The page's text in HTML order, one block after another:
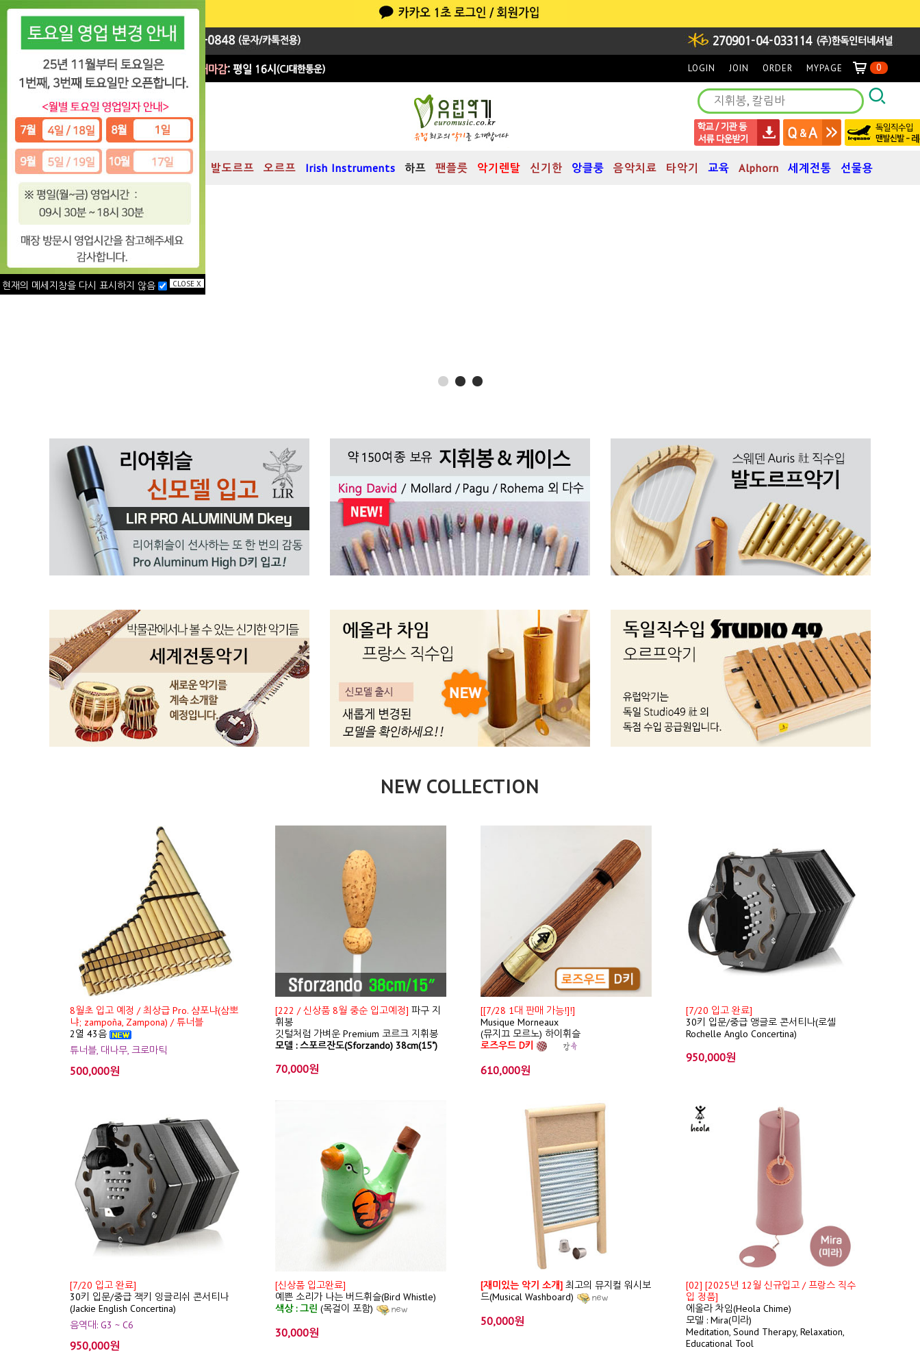
LOGIN JOIN ORDER MYPAGE 0
지휘봉 대박 Sale 차임 발도르프 오르프 Irish Instruments 하프 팬플릇 악기렌탈 신기한 앙클룽 음악치료 타악기 교육 Alphorn 세계전통 선물용
NEW COLLECTION
8월초 입고 예정 / 최상급 Pro. 샴포냐(삼뽀
냐; zampoña, Zampona) / 튜너블
2열 43음
튜너블, 대나무, 크로마틱
500,000원
[222 / 신상품 8월 중순 입고예정] 파구 지
휘봉
깃털처럼 가벼운 Premium 코르크 지휘봉
모델 : 스포르잔도(Sforzando) 38cm(15")
70,000원
[[7/28 1대 판매 가능!]!]
Musique Morneaux
(뮤지끄 모르노) 하이휘슬
로즈우드 D키
610,000원
[7/20 입고 완료]
30키 입문/중급 앵글로 콘서티나(로셸
Rochelle Anglo Concertina)
950,000원
[7/20 입고 완료]
30키 입문/중급 잭키 잉글리쉬 콘서티나
(Jackie English Concertina)
음역대: G3 ~ C6
950,000원
[신상품 입고완료]
예쁜 소리가 나는 버드휘슬(Bird Whistle)
색상 : 그린 (목걸이 포함)
30,000원
[재미있는 악기 소개] 최고의 뮤지컬 워시보
드(Musical Washboard)
50,000원
[02] [2025년 12월 신규입고 / 프랑스 직수
입 정품]
에올라 차임(Heola Chime)
모델 : Mira(미라)
Meditation, Sound Therapy, Relaxation,
Educational Tool
현재의 메세지창을 다시 표시하지 않음 CLOSE X